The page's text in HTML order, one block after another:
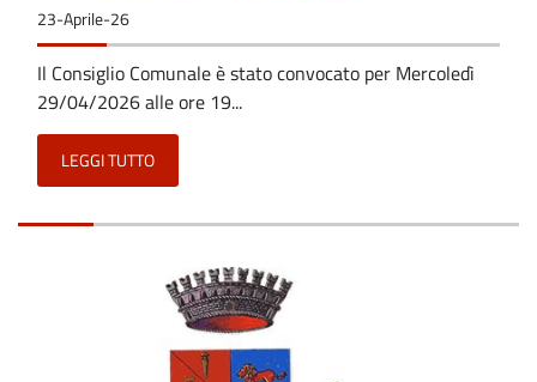
23-Aprile-26
Il Consiglio Comunale è stato convocato per Mercoledì
29/04/2026 alle ore 19...
LEGGI TUTTO